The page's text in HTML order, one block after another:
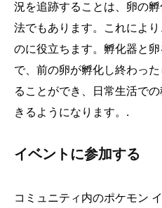
況を追跡することは、卵の
法でもあります。これによ
のに役立ちます。孵化器と
で、前の卵が孵化し終わっ
ることができ、日常生活で
きるようになります。.
イベントに参加する
コミュニティ内のポケモン